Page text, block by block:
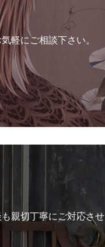
軽にご相談下さい。
親切丁寧にご対応させ